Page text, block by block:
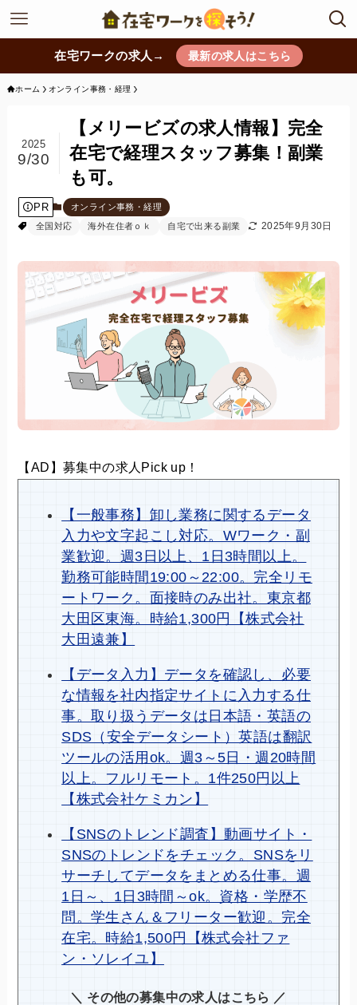
在宅ワークの求人→ 最新の求人はこちら
ホーム オンライン事務・経理
【メリービズの求人情報】完全
在宅で経理スタッフ募集！副業
も可。
2025
9/30
PR
オンライン事務・経理
全国対応
海外在住者ｏｋ 自宅で出来る副業 2025年9月30日
【AD】募集中の求人Pick up！
【一般事務】卸し業務に関するデータ
入力や文字起こし対応。Wワーク・副
業歓迎。週3日以上、1日3時間以上。
勤務可能時間19:00～22:00。完全リモ
ートワーク。面接時のみ出社。東京都
大田区東海。時給1,300円【株式会社
大田遠兼】
【データ入力】データを確認し、必要
な情報を社内指定サイトに入力する仕
事。取り扱うデータは日本語・英語の
SDS（安全データシート）英語は翻訳
ツールの活用ok。週3～5日・週20時間
以上。フルリモート。1件250円以上
【株式会社ケミカン】
【SNSのトレンド調査】動画サイト・
SNSのトレンドをチェック。SNSをリ
サーチしてデータをまとめる仕事。週
1日～、1日3時間～ok。資格・学歴不
問。学生さん＆フリーター歓迎。完全
在宅。時給1,500円【株式会社ファ
ン・ソレイユ】
＼ その他の募集中の求人はこちら ／